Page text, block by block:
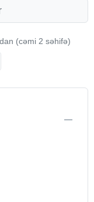
(cəmi 2 səhifə)